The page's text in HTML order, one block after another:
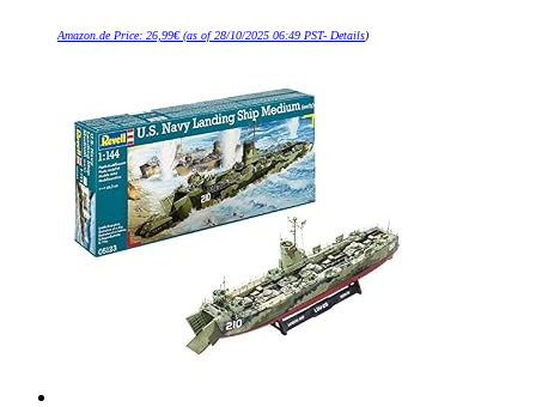
Amazon.de Price: 26,99€(as of 28/10/2025 06:49 PST- Details)